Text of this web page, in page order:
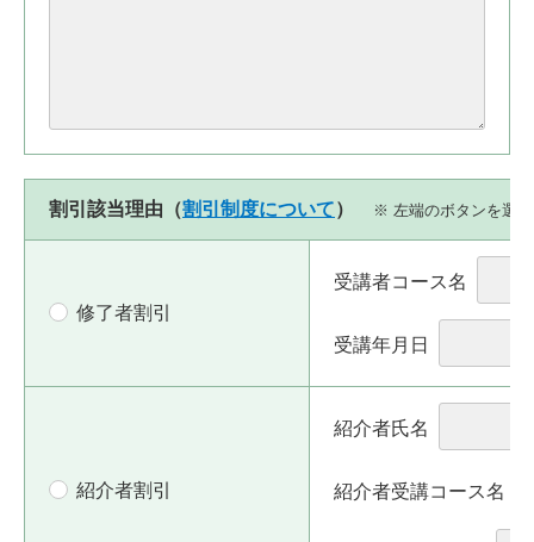
割引該当理由（割引制度について） ※ 左端のボタンを選
修了者割引
受講者コース名
受講年月日
紹介者割引
紹介者氏名
紹介者受講コース名